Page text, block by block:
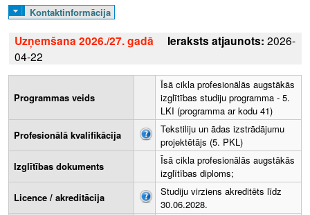
Kontaktinformācija
Uzņemšana 2026./27. gadā Ieraksts atjaunots: 2026-
04-22
Programmas veids
Īsā cikla profesionālās augstākās
izglītības studiju programma - 5.
LKI (programma ar kodu 41)
Profesionālā kvalifikācija
Tekstiliju un ādas izstrādājumu
projektētājs (5. PKL)
Izglītības dokuments
Īsā cikla profesionālās augstākās
izglītības diploms;
Licence / akreditācija
Studiju virziens akreditēts līdz
30.06.2028.